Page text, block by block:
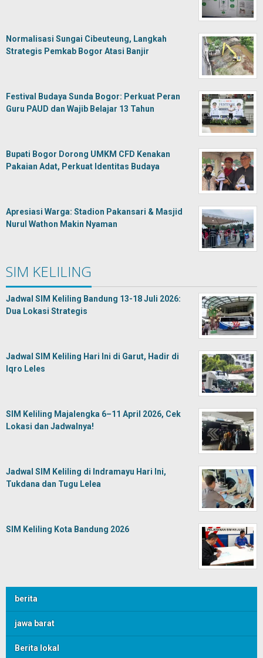
Normalisasi Sungai Cibeuteung, Langkah
Strategis Pemkab Bogor Atasi Banjir
Festival Budaya Sunda Bogor: Perkuat Peran
Guru PAUD dan Wajib Belajar 13 Tahun
Bupati Bogor Dorong UMKM CFD Kenakan
Pakaian Adat, Perkuat Identitas Budaya
Apresiasi Warga: Stadion Pakansari & Masjid
Nurul Wathon Makin Nyaman
SIM KELILING
Jadwal SIM Keliling Bandung 13-18 Juli 2026:
Dua Lokasi Strategis
Jadwal SIM Keliling Hari Ini di Garut, Hadir di
Iqro Leles
SIM Keliling Majalengka 6–11 April 2026, Cek
Lokasi dan Jadwalnya!
Jadwal SIM Keliling di Indramayu Hari Ini,
Tukdana dan Tugu Lelea
SIM Keliling Kota Bandung 2026
berita
jawa barat
Berita lokal